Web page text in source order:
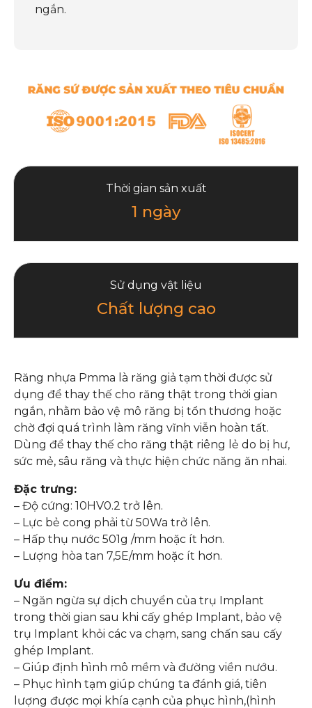
ngắn.
Thời gian sản xuất
1 ngày
Sử dụng vật liệu
Chất lượng cao
Răng nhựa Pmma là răng giả tạm thời được sử
dụng để thay thế cho răng thật trong thời gian
ngắn, nhằm bảo vệ mô răng bị tổn thương hoặc
chờ đợi quá trình làm răng vĩnh viễn hoàn tất.
Dùng để thay thế cho răng thật riêng lẻ do bị hư,
sức mẻ, sâu răng và thực hiện chức năng ăn nhai.
Đặc trưng:
– Độ cứng: 10HV0.2 trở lên.
– Lực bẻ cong phải từ 50Wa trở lên.
– Hấp thụ nước 501g /mm hoặc ít hơn.
– Lượng hòa tan 7,5E/mm hoặc ít hơn.
Ưu điểm:
– Ngăn ngừa sự dịch chuyển của trụ Implant
trong thời gian sau khi cấy ghép Implant, bảo vệ
trụ Implant khỏi các va chạm, sang chấn sau cấy
ghép Implant.
– Giúp định hình mô mềm và đường viền nướu.
– Phục hình tạm giúp chúng ta đánh giá, tiên
lượng được mọi khía cạnh của phục hình,(hình